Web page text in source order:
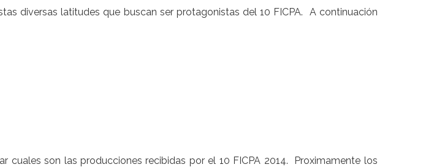
diversas latitudes que buscan ser protagonistas del 10 FICPA. A continuación
cuales son las producciones recibidas por el 10 FICPA 2014. Proximamente los